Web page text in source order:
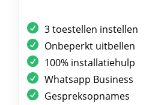
3 toestellen instellen
Onbeperkt uitbellen
100% installatiehulp
Whatsapp Business
Gespreksopnames